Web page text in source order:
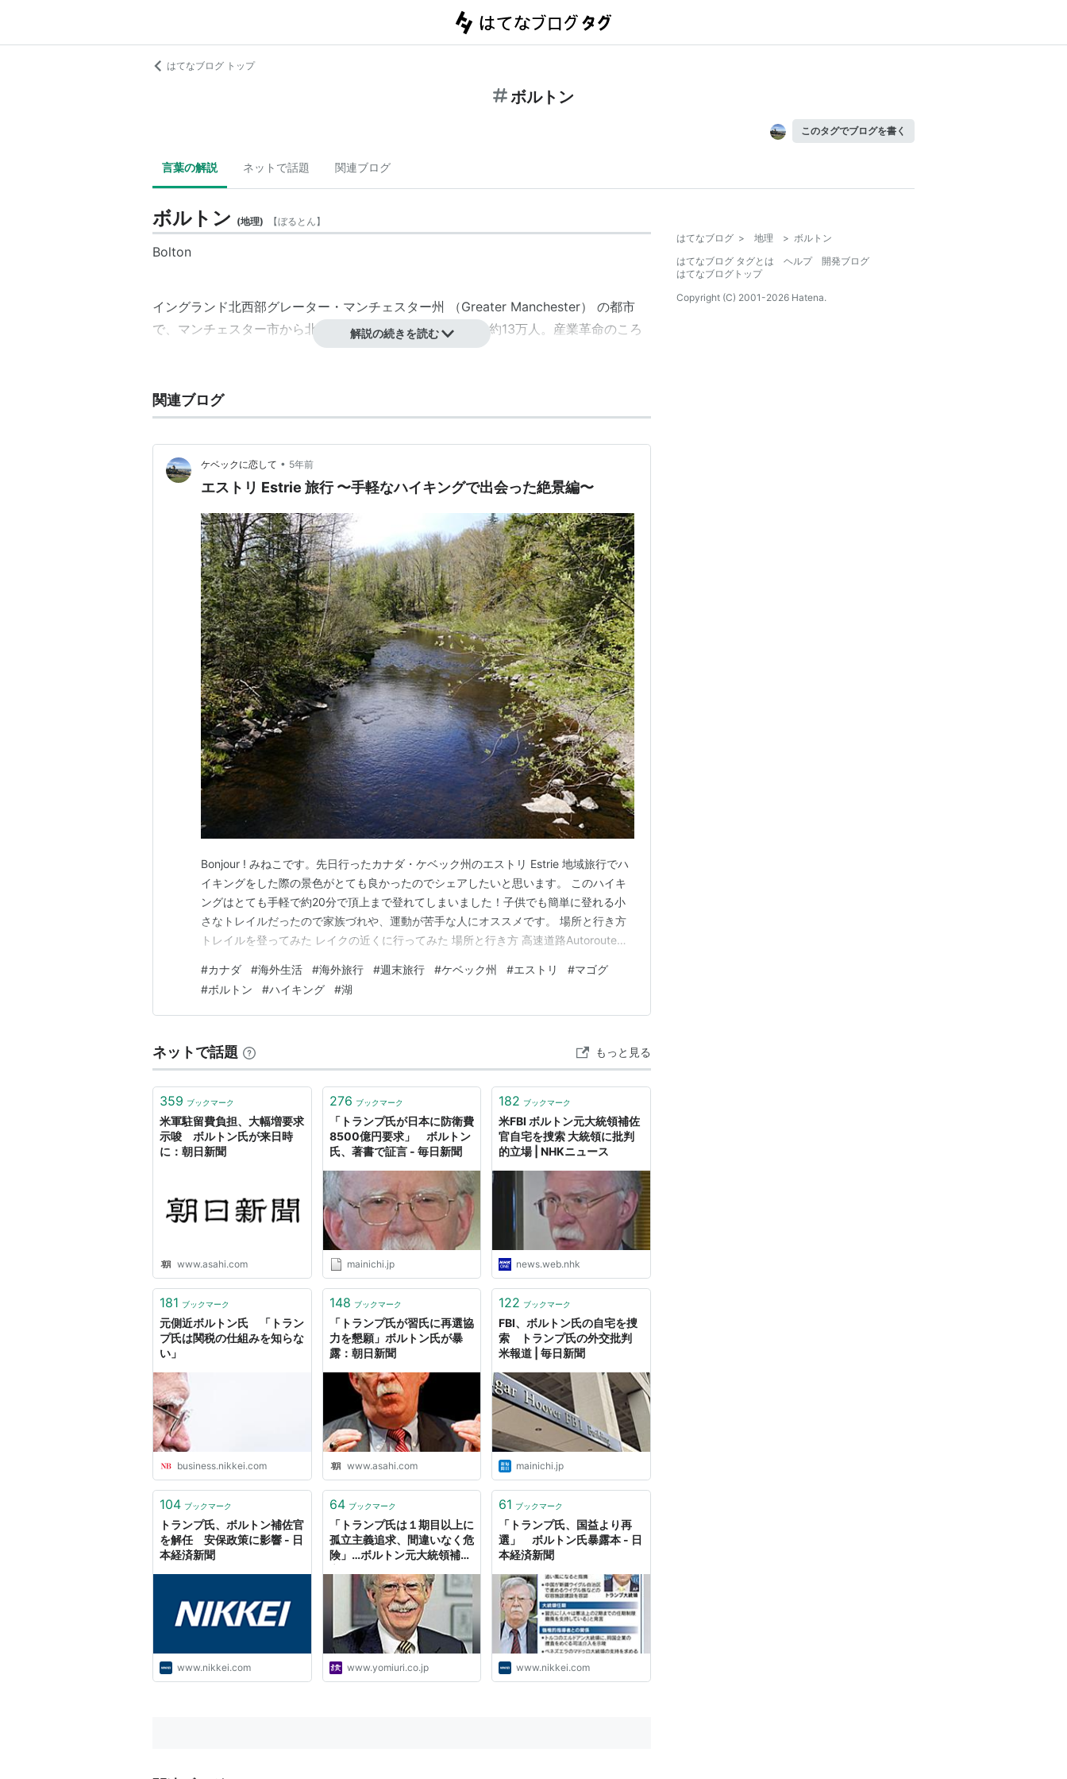
はてなブログ トップ
ボルトン
このタグでブログを書く
言葉の解説 ネットで話題 関連ブログ
ボルトン (地理) 【ぼるとん】
Bolton
イングランド北西部グレーター・マンチェスター州 （Greater Manchester） の都市
で、 マンチェスター市から北西へ約16kmに位置し、人口は約13万人。 産業革命のころ
として知られている。
解説の続きを読む
関連ブログ
ケベックに恋して • 5年前
エストリ Estrie 旅行 〜手軽なハイキングで出会った絶景編〜
Bonjour ! みねこです。先日行ったカナダ・ケベック州のエストリ Estrie 地域旅行でハ
イキングをした際の景色がとても良かったのでシェアしたいと思います。 このハイキ
ングはとても手軽で約20分で頂上まで登れてしまいました！子供でも簡単に登れる小
さなトレイルだったので家族づれや、運動が苦手な人にオススメです。 場所と行き方
トレイルを登ってみた レイクの近くに行ってみた 場所と行き方 高速道路Autoroute
Chemin du Petit Pont 通りというとても細い道があ…
#カナダ #海外生活 #海外旅行 #週末旅行 #ケベック州 #エストリ #マゴグ
#ボルトン #ハイキング #湖
ネットで話題 もっと見る
359 ブックマーク
米軍駐留費負担、大幅増要求
示唆 ボルトン氏が来日時
に：朝日新聞
www.asahi.com
276 ブックマーク
「トランプ氏が日本に防衛費
8500億円要求」 ボルトン
氏、著書で証言 - 毎日新聞
mainichi.jp
182 ブックマーク
米FBI ボルトン元大統領補佐
官自宅を捜索 大統領に批判
的立場 | NHKニュース
news.web.nhk
181 ブックマーク
元側近ボルトン氏 「トラン
プ氏は関税の仕組みを知らな
い」
business.nikkei.com
148 ブックマーク
「トランプ氏が習氏に再選協
力を懇願」ボルトン氏が暴
露：朝日新聞
www.asahi.com
122 ブックマーク
FBI、ボルトン氏の自宅を捜
索 トランプ氏の外交批判
米報道 | 毎日新聞
mainichi.jp
104 ブックマーク
トランプ氏、ボルトン補佐官
を解任 安保政策に影響 - 日
本経済新聞
www.nikkei.com
64 ブックマーク
「トランプ氏は１期目以上に
孤立主義追求、間違いなく危
険」…ボルトン元大統領補佐
www.yomiuri.co.jp
61 ブックマーク
「トランプ氏、国益より再
選」 ボルトン氏暴露本 - 日
本経済新聞
www.nikkei.com
はてなブログ > 地理 > ボルトン
はてなブログ タグとは
ヘルプ
開発ブログ
はてなブログトップ
Copyright (C) 2001-2026 Hatena.